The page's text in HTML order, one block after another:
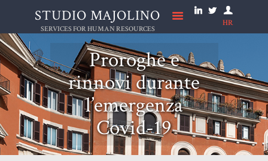
STUDIO MAJOLINO
SERVICES FOR HUMAN RESOURCES
HR
Proroghe e
rinnovi durante
l’emergenza
Covid-19
STUDIO MAJOLINO
HOME
STUDIO
NEWS
SERVIZI
LAVORA CON NOI